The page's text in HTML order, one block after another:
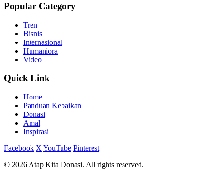
Popular Category
Tren
Bisnis
Internasional
Humaniora
Video
Quick Link
Home
Panduan Kebaikan
Donasi
Amal
Inspirasi
Facebook X YouTube Pinterest
© 2026 Atap Kita Donasi. All rights reserved.